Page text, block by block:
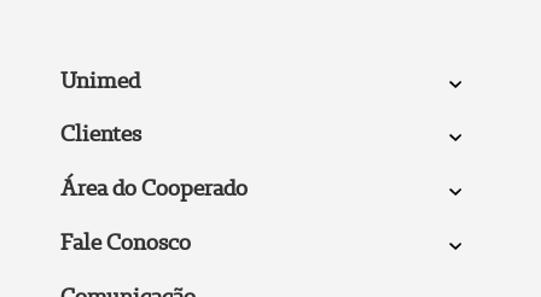
Unimed
Clientes
Área do Cooperado
Fale Conosco